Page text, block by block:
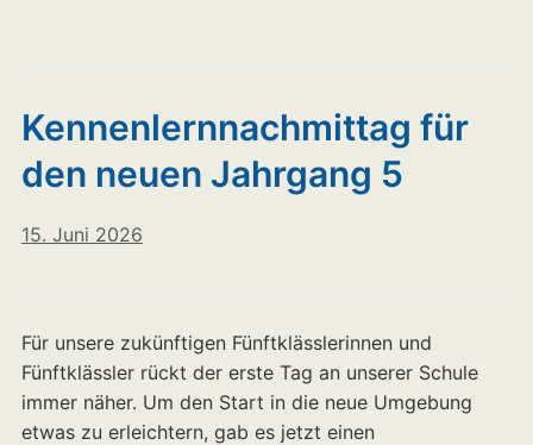
Kennenlernnachmittag für
den neuen Jahrgang 5
15. Juni 2026
Für unsere zukünftigen Fünftklässlerinnen und
Fünftklässler rückt der erste Tag an unserer Schule
immer näher. Um den Start in die neue Umgebung
etwas zu erleichtern, gab es jetzt einen